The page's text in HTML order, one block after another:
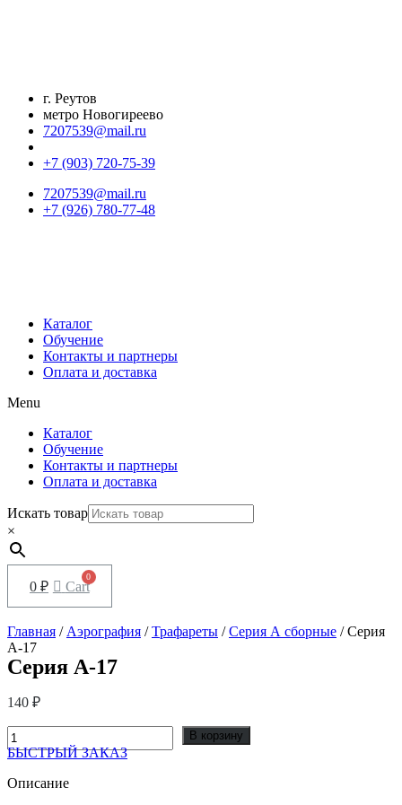
г. Реутов
метро Новогиреево
7207539@mail.ru
+7 (903) 720-75-39
7207539@mail.ru
+7 (926) 780-77-48
Каталог
Обучение
Контакты и партнеры
Оплата и доставка
Menu
Каталог
Обучение
Контакты и партнеры
Оплата и доставка
Искать товар
×
0 ₽ Cart
Главная / Аэрография /Трафареты /Серия А сборные / Серия
А-17
Серия А-17
140 ₽
Количество
товара
А-17
В корзину
БЫСТРЫЙ ЗАКАЗ
Описание